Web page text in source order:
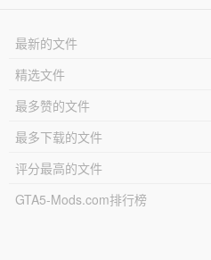
最新的文件
精选文件
最多赞的文件
最多下载的文件
评分最高的文件
GTA5-Mods.com排行榜